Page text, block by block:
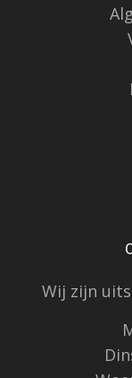
Wij zijn